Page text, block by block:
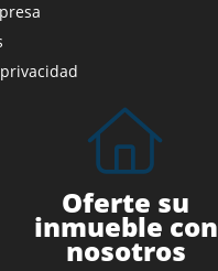
Oferte su
inmueble con
nosotros